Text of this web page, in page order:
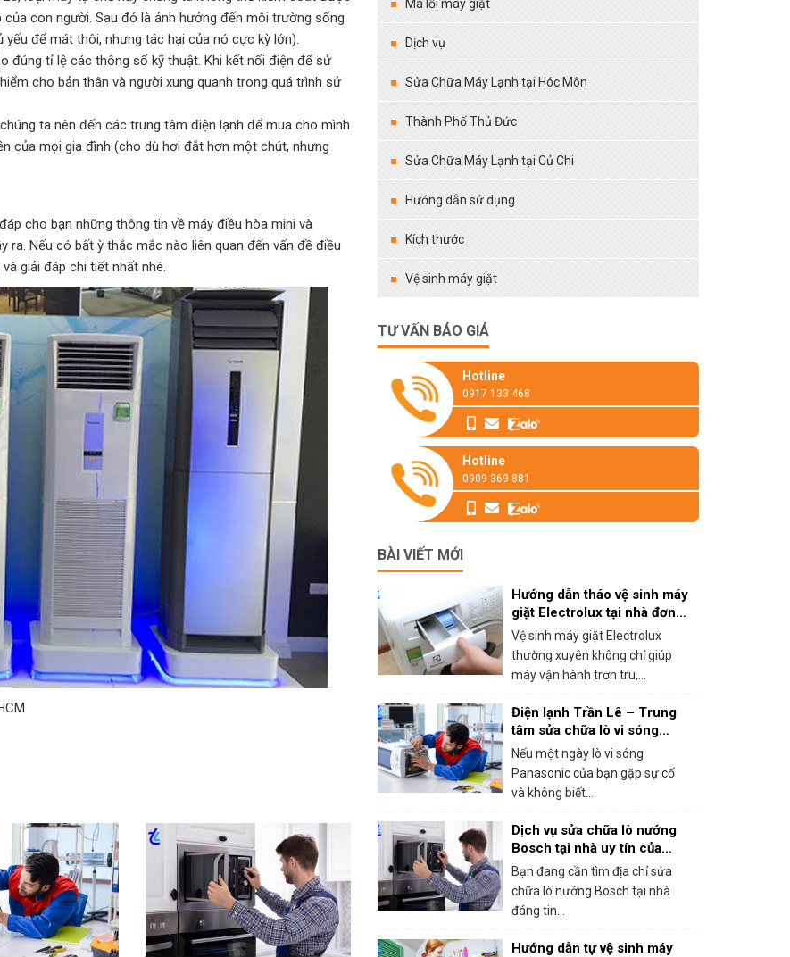
con người. Sau đó là ảnh hưởng đến môi trường sống
để mát thôi, nhưng tác hại của nó cực kỳ lớn).
đúng tỉ lệ các thông số kỹ thuật. Khi kết nối điện để sử
cho bản thân và người xung quanh trong quá trình sử
ta nên đến các trung tâm điện lạnh để mua cho mình
của mọi gia đình (cho dù hơi đắt hơn một chút, nhưng
cho bạn những thông tin về máy điều hòa mini và
ra. Nếu có bất ỳ thắc mắc nào liên quan đến vấn đề điều
giải đáp chi tiết nhất nhé.
Mã lỗi máy giặt
Dịch vụ
Sửa Chữa Máy Lạnh tại Hóc Môn
Thành Phố Thủ Đức
Sửa Chữa Máy Lạnh tại Củ Chi
Hướng dẫn sử dụng
Kích thước
Vệ sinh máy giặt
TƯ VẤN BÁO GIÁ
Hotline
0917 133 468
Hotline
0909 369 881
BÀI VIẾT MỚI
Hướng dẫn tháo vệ sinh máy
giặt Electrolux tại nhà đơn
giản
Vệ sinh máy giặt Electrolux
thường xuyên không chỉ giúp
máy vận hành trơn tru,...
Điện lạnh Trần Lê – Trung
tâm sửa chữa lò vi sóng
panasonic tại HCM
Nếu một ngày lò vi sóng
Panasonic của bạn gặp sự cố
và không biết...
Dịch vụ sửa chữa lò nướng
Bosch tại nhà uy tín của
trung tâm bảo hành Bosch
tại HCM
Bạn đang cần tìm địa chỉ sửa
chữa lò nướng Bosch tại nhà
đáng tin...
Hướng dẫn tự vệ sinh máy